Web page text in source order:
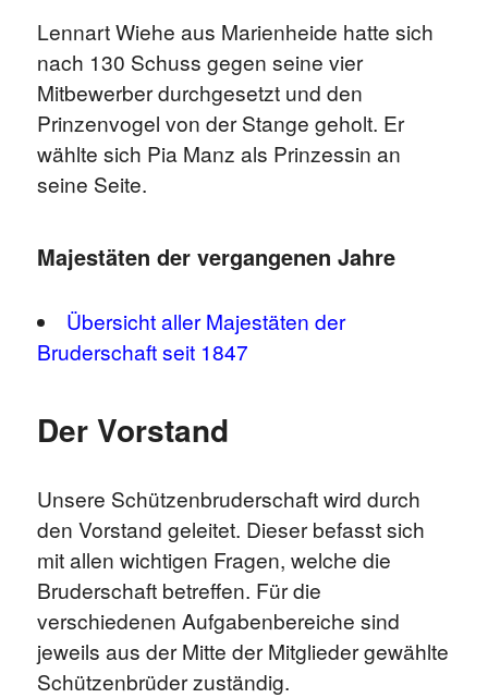
Lennart Wiehe aus Marienheide hatte sich
nach 130 Schuss gegen seine vier
Mitbewerber durchgesetzt und den
Prinzenvogel von der Stange geholt. Er
wählte sich Pia Manz als Prinzessin an
seine Seite.
Majestäten der vergangenen Jahre
Übersicht aller Majestäten der
Bruderschaft seit 1847
Der Vorstand
Unsere Schützenbruderschaft wird durch
den Vorstand geleitet. Dieser befasst sich
mit allen wichtigen Fragen, welche die
Bruderschaft betreffen. Für die
verschiedenen Aufgabenbereiche sind
jeweils aus der Mitte der Mitglieder gewählte
Schützenbrüder zuständig.